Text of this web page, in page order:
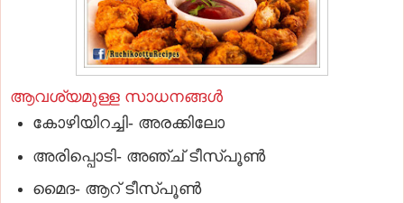
ആവശ്യമുള്ള സാധനങ്ങള്‍
കോഴിയിറച്ചി- അരക്കിലോ
അരിപ്പൊടി- അഞ്ച്‌ ടീസ്‌പൂണ്‍
മൈദ- ആറ്‌ ടീസ്‌പൂണ്‍